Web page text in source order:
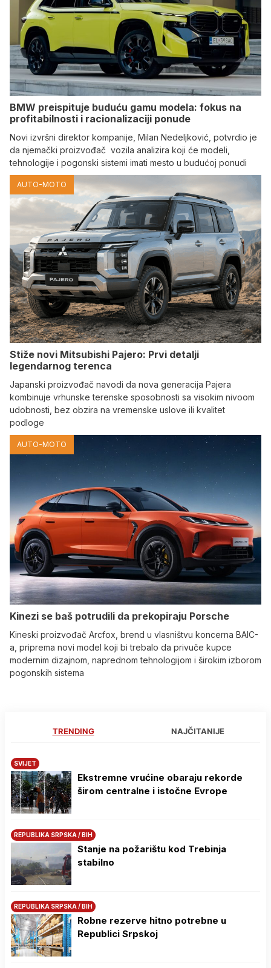
BMW preispituje buduću gamu modela: fokus na
profitabilnosti i racionalizaciji ponude
Novi izvršni direktor kompanije, Milan Nedeljković, potvrdio je
da njemački proizvođač vozila analizira koji će modeli,
tehnologije i pogonski sistemi imati mesto u budućoj ponudi
AUTO-MOTO
Stiže novi Mitsubishi Pajero: Prvi detalji
legendarnog terenca
Japanski proizvođač navodi da nova generacija Pajera
kombinuje vrhunske terenske sposobnosti sa visokim nivoom
udobnosti, bez obzira na vremenske uslove ili kvalitet
podloge
AUTO-MOTO
Kinezi se baš potrudili da prekopiraju Porsche
Kineski proizvođač Arcfox, brend u vlasništvu koncerna BAIC-
a, priprema novi model koji bi trebalo da privuče kupce
modernim dizajnom, naprednom tehnologijom i širokim izborom
pogonskih sistema
TRENDING NAJČITANIJE
SVIJET
Ekstremne vrućine obaraju rekorde
širom centralne i istočne Evrope
REPUBLIKA SRPSKA / BIH
Stanje na požarištu kod Trebinja
stabilno
REPUBLIKA SRPSKA / BIH
Robne rezerve hitno potrebne u
Republici Srpskoj